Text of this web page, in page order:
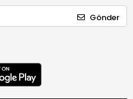
Gönder